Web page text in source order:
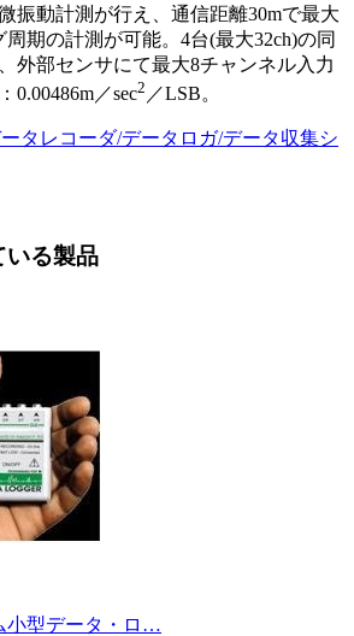
振動計測が行え、通信距離30mで最大
周期の計測が可能。4台(最大32ch)の同
外部センサにて最大8チャンネル入力
0.00486m／sec2 ／LSB。
タレコーダ/データロガ/データ収集シ
いる製品
小型データ・ロ…